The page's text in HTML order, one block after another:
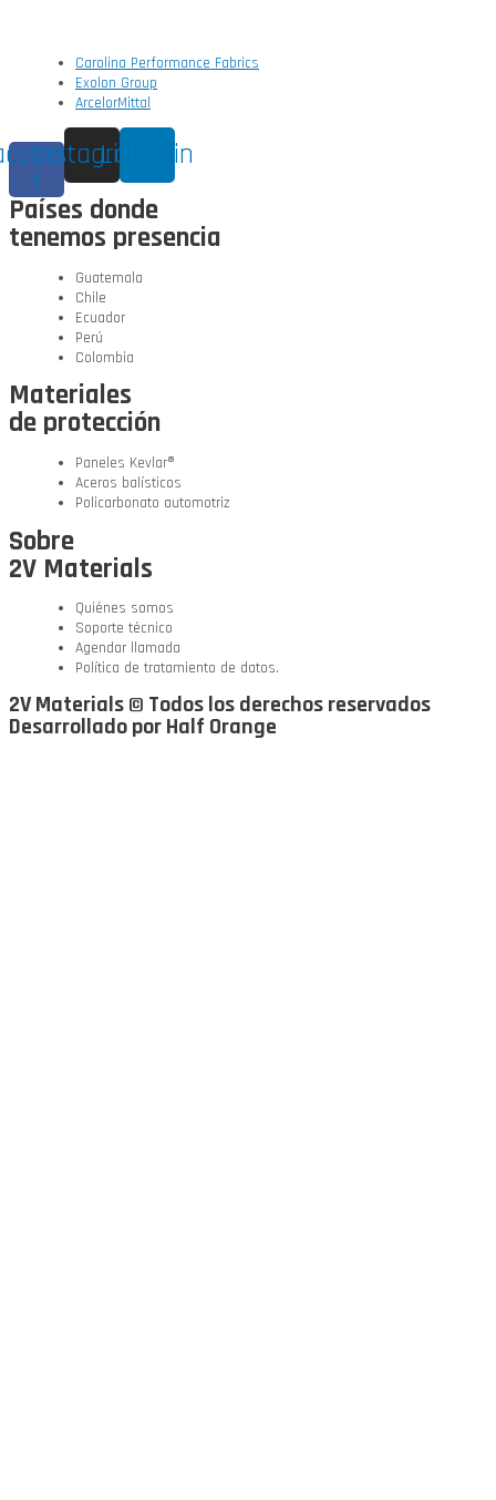
Carolina Performance Fabrics
Exolon Group
ArcelorMittal
f
InstagramLinkedin
Países donde
tenemos presencia
Guatemala
Chile
Ecuador
Perú
Colombia
Materiales
de protección
Paneles Kevlar®
Aceros balísticos
Policarbonato automotriz
Sobre
2V Materials
Quiénes somos
Soporte técnico
Agendar llamada
Política de tratamiento de datos.
2V Materials © Todos los derechos reservados
Desarrollado por Half Orange